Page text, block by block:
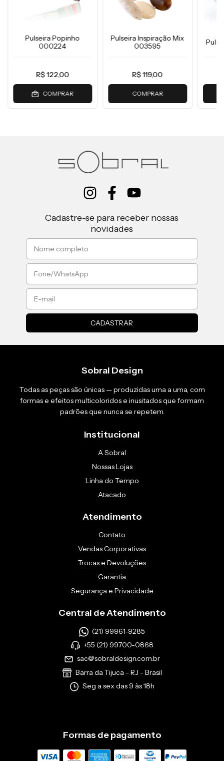
Pulseira Popinho
000224
R$ 122,00
COMPRAR
Pulseira Inspiração Mix
003595
R$ 119,00
COMPRAR
Cadastre-se para receber nossas
novidades
Sobral Design
Todas as peças são únicas — produzidas uma a uma, com
formas e efeitos multicoloridos e inusitados que formam
padrões que nunca se repetem.
Institucional
A Sobral
Nossas Lojas
Linha do Tempo
Atacado
Atendimento
Contato
Vendas Corporativas
Trocas e Devoluções
Garantia
Segurança e Privacidade
Central de Atendimento
(21) 99961-9285
+55 (21) 99700-0868
sac@sobraldesign.com.br
Barra da Tijuca - RJ - Brasil
Seg a sex das 9 às 18h
Formas de pagamento